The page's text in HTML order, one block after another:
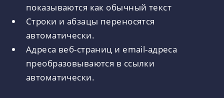
показываются как обычный текст
Строки и абзацы переносятся
автоматически.
Адреса веб-страниц и email-адреса
преобразовываются в ссылки
автоматически.